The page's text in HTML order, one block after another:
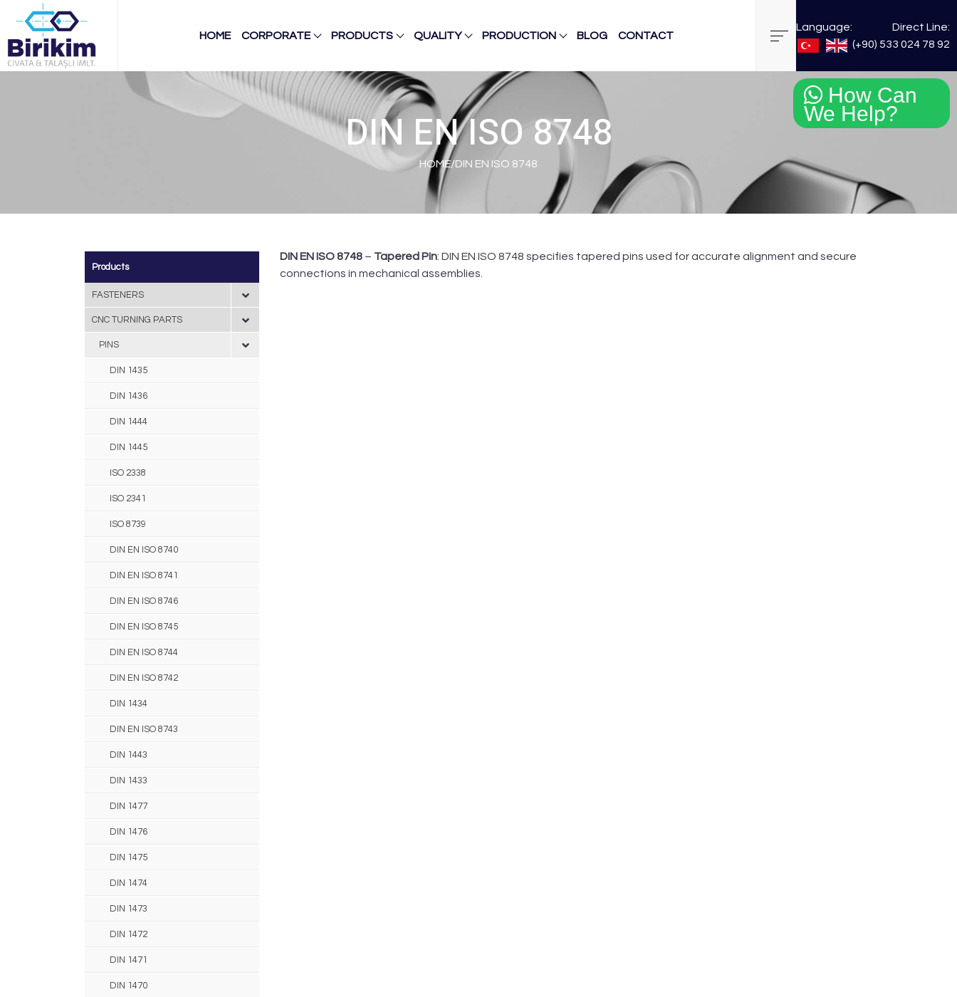
HOME CORPORATE PRODUCTS QUALITY PRODUCTION BLOG CONTACT
Language:
Direct Line:
(+90) 533 024 78 92
DIN EN ISO 8748
HOME/DIN EN ISO 8748
Products
FASTENERS
CNC TURNING PARTS
PINS
DIN 1435
DIN 1436
DIN 1444
DIN 1445
ISO 2338
ISO 2341
ISO 8739
DIN EN ISO 8740
DIN EN ISO 8741
DIN EN ISO 8746
DIN EN ISO 8745
DIN EN ISO 8744
DIN EN ISO 8742
DIN 1434
DIN EN ISO 8743
DIN 1443
DIN 1433
DIN 1477
DIN 1476
DIN 1475
DIN 1474
DIN 1473
DIN 1472
DIN 1471
DIN 1470
DIN EN ISO 8748 – Tapered Pin: DIN EN ISO 8748 specifies tapered pins used for accurate alignment and secure
connections in mechanical assemblies.
How Can
We Help?